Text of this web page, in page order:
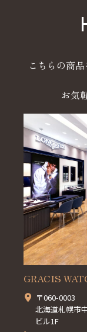
こちらの商
お気
GRACIS
〒060-0003
北海道札幌市
ビル1F